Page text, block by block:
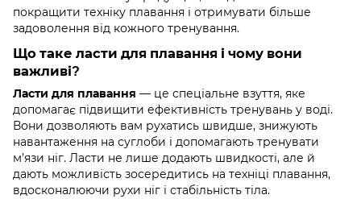
покращити техніку плавання і отримувати більше
задоволення від кожного тренування.
Що таке ласти для плавання і чому вони
важливі?
Ласти для плавання — це спеціальне взуття, яке
допомагає підвищити ефективність тренувань у воді.
Вони дозволяють вам рухатись швидше, знижують
навантаження на суглоби і допомагають тренувати
м’язи ніг. Ласти не лише додають швидкості, але й
дають можливість зосередитись на техніці плавання,
вдосконалюючи рухи ніг і стабільність тіла.